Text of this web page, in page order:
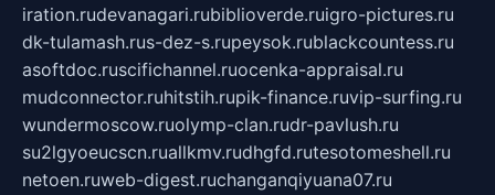
iration.rudevanagari.rubiblioverde.ruigro-pictures.ru
dk-tulamash.rus-dez-s.rupeysok.rublackcountess.ru
asoftdoc.ruscifichannel.ruocenka-appraisal.ru
mudconnector.ruhitstih.rupik-finance.ruvip-surfing.ru
wundermoscow.ruolymp-clan.rudr-pavlush.ru
su2lgyoeucscn.ruallkmv.rudhgfd.rutesotomeshell.ru
netoen.ruweb-digest.ruchanganqiyuana07.ru